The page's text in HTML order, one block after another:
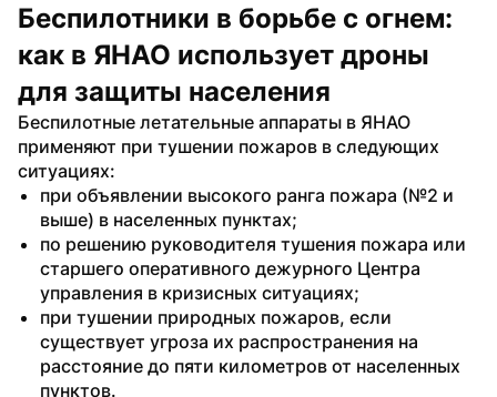
Беспилотники в борьбе с огнем:
как в ЯНАО использует дроны
для защиты населения
Беспилотные летательные аппараты в ЯНАО
применяют при тушении пожаров в следующих
ситуациях:
при объявлении высокого ранга пожара (№2 и
выше) в населенных пунктах;
по решению руководителя тушения пожара или
старшего оперативного дежурного Центра
управления в кризисных ситуациях;
при тушении природных пожаров, если
существует угроза их распространения на
расстояние до пяти километров от населенных
пунктов.